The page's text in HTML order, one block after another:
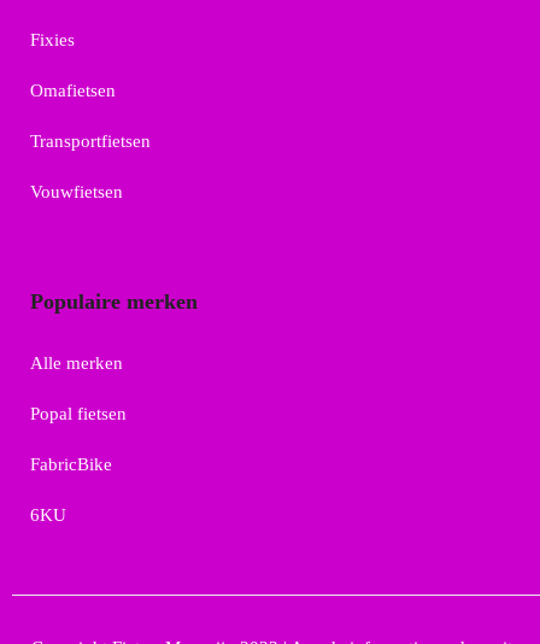
Fixies
Omafietsen
Transportfietsen
Vouwfietsen
Populaire merken
Alle merken
Popal fietsen
FabricBike
6KU